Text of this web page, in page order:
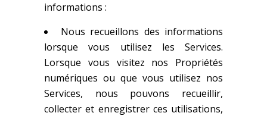
informations :
Nous recueillons des informations
lorsque vous utilisez les Services.
Lorsque vous visitez nos Propriétés
numériques ou que vous utilisez nos
Services, nous pouvons recueillir,
collecter et enregistrer ces utilisations,